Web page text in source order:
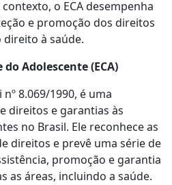
o ECA desempenha
e promoção dos direitos
à saúde.
Adolescente (ECA)
8.069/1990, é uma
direitos e garantias às
no Brasil. Ele reconhece as
direitos e prevê uma série de
promoção e garantia
as áreas, incluindo a saúde.